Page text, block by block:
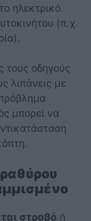
ηλεκτρικό
(π.χ.
τους οδηγούς
λιπάνεις με
μπορεί να
στραβό ή